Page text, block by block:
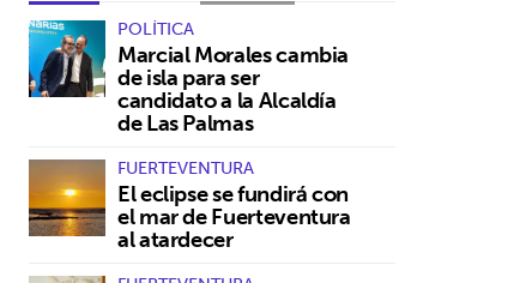
POLÍTICA
Marcial Morales cambia
de isla para ser
candidato a la Alcaldía
de Las Palmas
FUERTEVENTURA
El eclipse se fundirá con
el mar de Fuerteventura
al atardecer